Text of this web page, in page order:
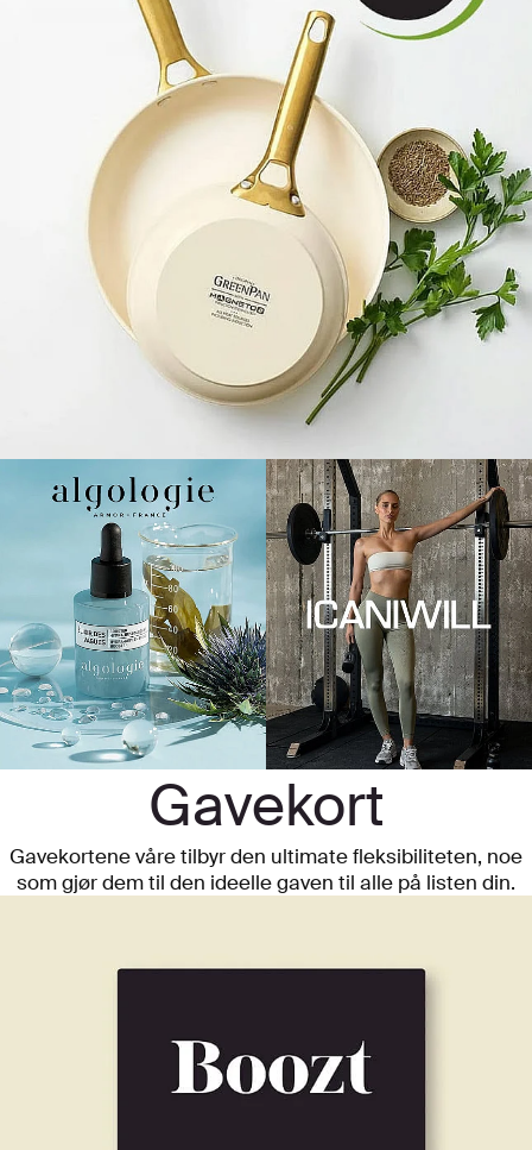
Gavekort
Gavekortene våre tilbyr den ultimate fleksibiliteten, noe
som gjør dem til den ideelle gaven til alle på listen din.